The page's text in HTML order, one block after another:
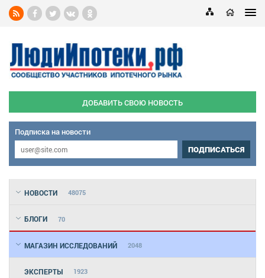
ДОБАВИТЬ СВОЮ НОВОСТЬ
Подписка на новости
ПОДПИСАТЬСЯ
НОВОСТИ 48075
БЛОГИ 70
МАГАЗИН ИССЛЕДОВАНИЙ 2048
ЭКСПЕРТЫ 1923